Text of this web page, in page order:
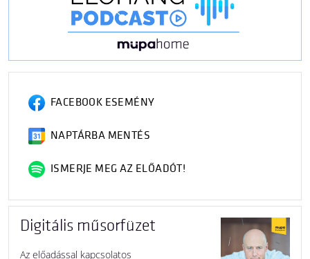
FACEBOOK ESEMÉNY
NAPTÁRBA MENTÉS
ISMERJE MEG AZ ELŐADÓT!
Digitális műsorfüzet
Az előadással kapcsolatos